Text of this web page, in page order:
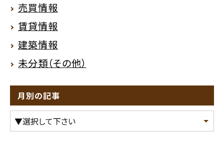
売買情報
賃貸情報
建築情報
未分類（その他）
月別の記事